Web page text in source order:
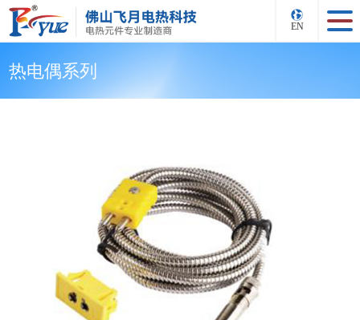
EN
热电偶系列